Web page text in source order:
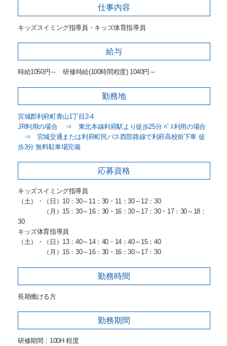
仕事内容
キッズスイミング指導員・キッズ体育指導員
給与
時給1050円～ 研修時給(100時間程度) 1040円～
勤務地
宮城郡利府町青山1丁目2-4
JR利用の場合 ⇒ 東北本線利府駅より徒歩25分 ﾊﾞｽ利用の場合
⇒ 宮城交通または利府町民バス西部路線で利府高校前下車 徒
歩3分 無料駐車場完備
応募資格
キッズスイミング指導員
（土）・（日）10：30～11：30・11：30～12：30
（月）15：30～16：30・16：30～17：30・17：30～18：
30
キッズ体育指導員
（土）・（日）13：40～14：40・14：40～15：40
（月）15：30～16：30・16：30～17：30
勤務時間
長期働ける方
勤務期間
研修期間：100H 程度